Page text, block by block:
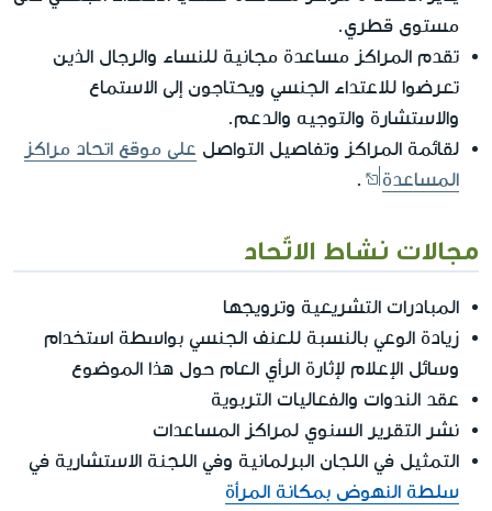
مستوى قطري.
تقدم المراكز مساعدة مجانية للنساء والرجال الذين
تعرضوا للاعتداء الجنسي ويحتاجون إلى الاستماع
والاستشارة والتوجيه والدعم.
لقائمة المراكز وتفاصيل التواصل على موقع اتحاد مراكز
المساعدة
.
مجالات نشاط الاتّحاد
المبادرات التشريعية وترويجها
زيادة الوعي بالنسبة للعنف الجنسي بواسطة استخدام
وسائل الإعلام لإثارة الرأي العام حول هذا الموضوع
عقد الندوات والفعاليات التربوية
نشر التقرير السنوي لمراكز المساعدات
التمثيل في اللجان البرلمانية وفي اللجنة الاستشارية في
سلطة النهوض بمكانة المرأة